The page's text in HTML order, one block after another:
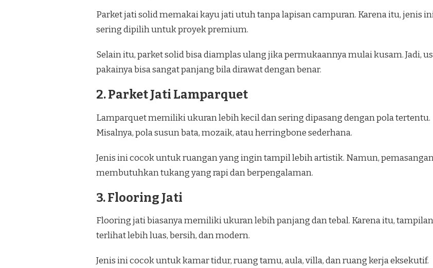
Parket jati solid memakai kayu jati utuh tanpa lapisan campuran. Karena itu, jenis
sering dipilih untuk proyek premium.
Selain itu, parket solid bisa diamplas ulang jika permukaannya mulai kusam. Jadi,
pakainya bisa sangat panjang bila dirawat dengan benar.
2. Parket Jati Lamparquet
Lamparquet memiliki ukuran lebih kecil dan sering dipasang dengan pola tertentu.
Misalnya, pola susun bata, mozaik, atau herringbone sederhana.
Jenis ini cocok untuk ruangan yang ingin tampil lebih artistik. Namun,
membutuhkan tukang yang rapi dan berpengalaman.
3. Flooring Jati
Flooring jati biasanya memiliki ukuran lebih panjang dan tebal. Karena itu,
terlihat lebih luas, bersih, dan modern.
Jenis ini cocok untuk kamar tidur, ruang tamu, aula, villa, dan ruang kerja eksekutif.